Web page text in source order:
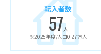
転入者数
57人
※2025年度/人口0.27万人